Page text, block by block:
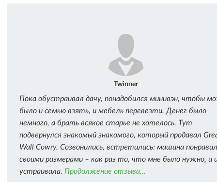
Twinner
Пока обустраивал дачу, понадобился минивэн, чтобы
было и семью взять, и мебель перевезти. Денег было
немного, а брать всякое старье не хотелось. Тут
подвернулся знакомый знакомого, который продавал
Wall Cowry. Созвонились, встретились: машина
своими размерами – как раз то, что мне было нужно, и
устраивала. Продолжение отзыва...